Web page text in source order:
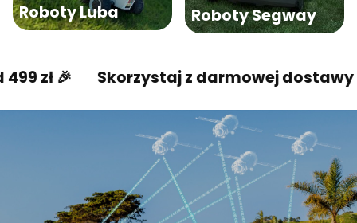
Roboty Luba Roboty Segway
Skorzystaj z darmowej dostawy od 499 zł